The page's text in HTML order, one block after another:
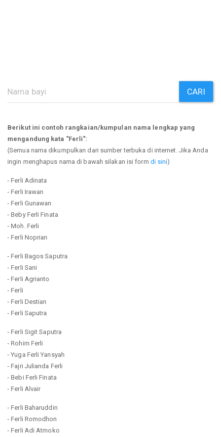
CARI
Berikut ini contoh rangkaian/kumpulan nama lengkap yang
mengandung kata "Ferli":
(Semua nama dikumpulkan dari sumber terbuka di internet. Jika Anda
ingin menghapus nama di bawah silakan isi form di sini)
- Ferli Adinata
- Ferli Irawan
- Ferli Gunawan
- Beby Ferli Finata
- Moh. Ferli
- Ferli Noprian
- Ferli Bagos Saputra
- Ferli Sani
- Ferli Agrianto
- Ferli
- Ferli Destian
- Ferli Saputra
- Ferli Sigit Saputra
- Rohim Ferli
- Yuga Ferli Yansyah
- Fajri Julianda Ferli
- Bebi Ferli Finata
- Ferli Alvair
- Ferli Baharuddin
- Ferli Romodhon
- Ferli Adi Atmoko